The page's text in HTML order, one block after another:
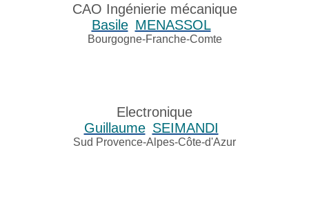
CAO Ingénierie mécanique
Basile MENASSOL
Bourgogne-Franche-Comte
Electronique
Guillaume SEIMANDI
Sud Provence-Alpes-Côte-d'Azur